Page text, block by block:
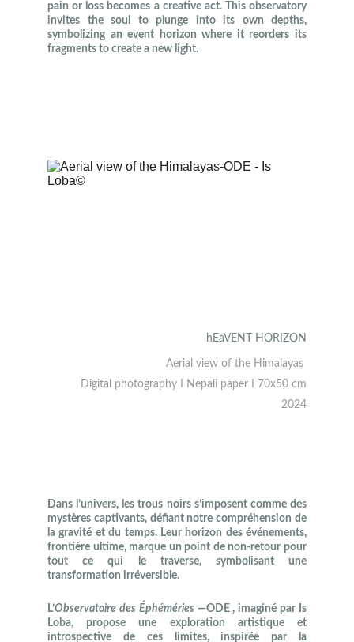
pain or loss becomes a creative act. This observatory
invites the soul to plunge into its own depths,
symbolizing an event horizon where it reorders its
fragments to create a new light.
Dans l’univers, les trous noirs s’imposent comme des
mystères captivants, défiant notre compréhension de
la gravité et du temps. Leur horizon des événements,
frontière ultime, marque un point de non-retour pour
tout ce qui le traverse, symbolisant une
transformation irréversible.
L’Observatoire des Éphéméries—ODE , imaginé par Is
Loba, propose une exploration artistique et
introspective de ces limites, inspirée par la
Aerial view of the Himalayas
Digital photography I Nepali paper I 70x50 cm
2024
hEaVENT HORIZON